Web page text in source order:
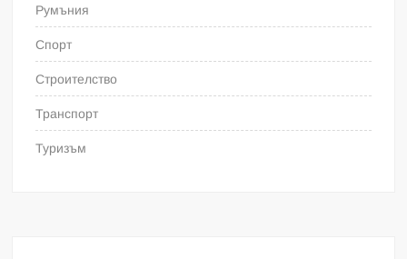
Румъния
Спорт
Строителство
Транспорт
Туризъм